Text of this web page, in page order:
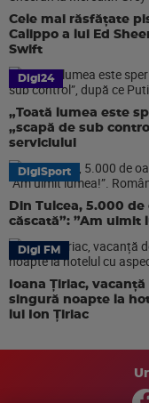
Cele mai răsfățate
Calippo a lui Ed
Swift
Digi24
„Toată lumea este
„scapă de sub
serviciului
DigiSport
Din Tulcea, 5.000
căscată”: ”Am uimit
Digi FM
Ioana Țiriac,
singură noapte la
lui Ion Țiriac